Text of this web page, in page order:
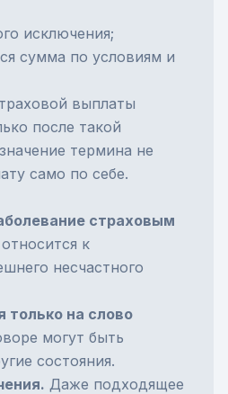
исключения;
сумма по условиям и
выплаты
после такой
термина не
само по себе.
страховым
к
несчастного
только на слово
могут быть
состояния.
Даже подходящее